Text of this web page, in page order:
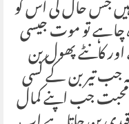
جس حال کی اس کو
چاہے تو موت جیسی
کانٹے پھول بن
جب تیر بن کے کسی
جب اپنے کمال